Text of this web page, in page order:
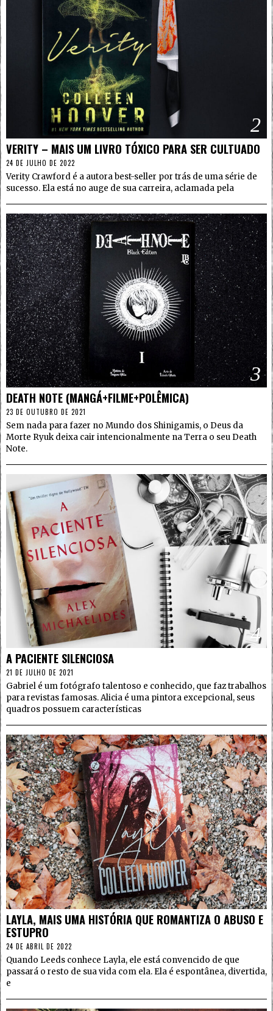
2
VERITY – MAIS UM LIVRO TÓXICO PARA SER CULTUADO
24 DE JULHO DE 2022
Verity Crawford é a autora best-seller por trás de uma série de
sucesso. Ela está no auge de sua carreira, aclamada pela
3
DEATH NOTE (MANGÁ+FILME+POLÊMICA)
23 DE OUTUBRO DE 2021
Sem nada para fazer no Mundo dos Shinigamis, o Deus da
Morte Ryuk deixa cair intencionalmente na Terra o seu Death
Note.
4
A PACIENTE SILENCIOSA
21 DE JULHO DE 2021
Gabriel é um fotógrafo talentoso e conhecido, que faz trabalhos
para revistas famosas. Alicia é uma pintora excepcional, seus
quadros possuem características
5
LAYLA, MAIS UMA HISTÓRIA QUE ROMANTIZA O ABUSO E
ESTUPRO
24 DE ABRIL DE 2022
Quando Leeds conhece Layla, ele está convencido de que
passará o resto de sua vida com ela. Ela é espontânea, divertida,
e